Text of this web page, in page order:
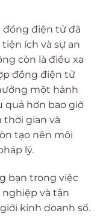
điện tử đã
ích và sự an
còn là điều xa
đồng điện tử
một hành
quả hơn bao giờ
thời gian và
tạo nên môi
lý.
bạn trong việc
và tận
kinh doanh số.